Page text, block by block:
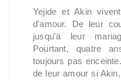
Yejide et Akin
d'amour. De leur
jusqu'à leur
Pourtant, quatre
toujours pas
de leur amour si